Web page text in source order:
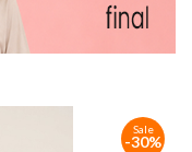
Sale
-30%